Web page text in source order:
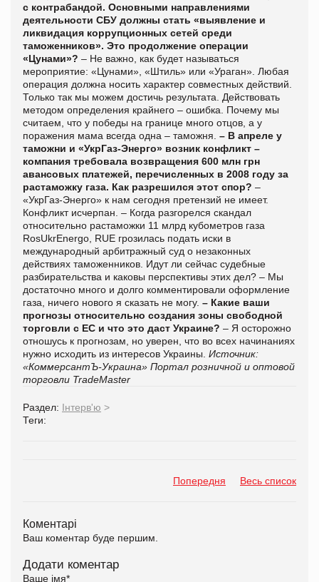
с контрабандой. Основными направлениями
деятельности СБУ должны стать «выявление и
ликвидация коррупционных сетей среди
таможенников». Это продолжение операции
«Цунами»? – Не важно, как будет называться
мероприятие: «Цунами», «Штиль» или «Ураган». Любая
операция должна носить характер совместных действий.
Только так мы можем достичь результата. Действовать
методом определения крайнего – ошибка. Почему мы
считаем, что у победы на границе много отцов, а у
поражения мама всегда одна – таможня. – В апреле у
таможни и «УкрГаз-Энерго» возник конфликт –
компания требовала возвращения 600 млн грн
авансовых платежей, перечисленных в 2008 году за
растаможку газа. Как разрешился этот спор? –
«УкрГаз-Энерго» к нам сегодня претензий не имеет.
Конфликт исчерпан. – Когда разгорелся скандал
относительно растаможки 11 млрд кубометров газа
RosUkrEnergo, RUE грозилась подать иски в
международный арбитражный суд о незаконных
действиях таможенников. Идут ли сейчас судебные
разбирательства и каковы перспективы этих дел? – Мы
достаточно много и долго комментировали оформление
газа, ничего нового я сказать не могу. – Какие ваши
прогнозы относительно создания зоны свободной
торговли с ЕС и что это даст Украине? – Я осторожно
отношусь к прогнозам, но уверен, что во всех начинаниях
нужно исходить из интересов Украины. Источник:
«КоммерсантЪ-Украина» Портал розничной и оптовой
торговли TradeMaster
Раздел: Інтерв'ю >
Теги:
Попередня Весь список
Коментарі
Ваш коментар буде першим.
Додати коментар
Ваше імя*